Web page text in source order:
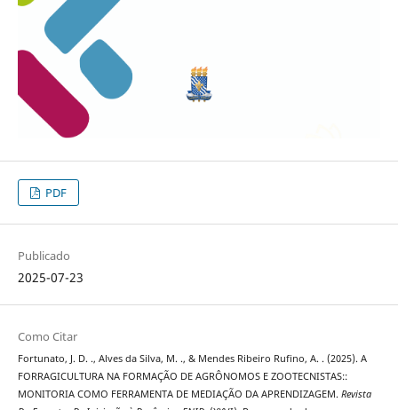
PDF
Publicado
2025-07-23
Como Citar
Fortunato, J. D. ., Alves da Silva, M. ., & Mendes Ribeiro Rufino, A. . (2025). A
FORRAGICULTURA NA FORMAÇÃO DE AGRÔNOMOS E ZOOTECNISTAS::
MONITORIA COMO FERRAMENTA DE MEDIAÇÃO DA APRENDIZAGEM. Revista